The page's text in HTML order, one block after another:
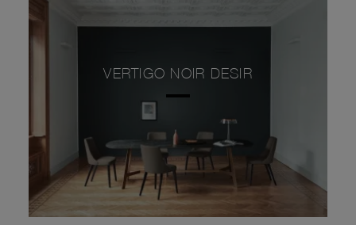
VERTIGO NOIR DESIR